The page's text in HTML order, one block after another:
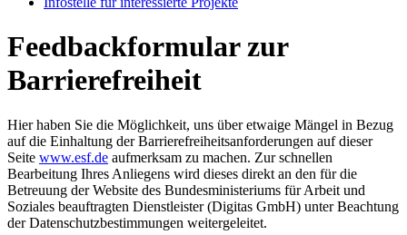
Feedbackformular zur
Barrierefreiheit
Hier haben Sie die Möglichkeit, uns über etwaige Mängel in Bezug
auf die Einhaltung der Barrierefreiheitsanforderungen auf dieser
Seite www.esf.de aufmerksam zu machen. Zur schnellen
Bearbeitung Ihres Anliegens wird dieses direkt an den für die
Betreuung der Website des Bundesministeriums für Arbeit und
Soziales beauftragten Dienstleister (Digitas GmbH) unter Beachtung
derDatenschutzbestimmungen weitergeleitet.